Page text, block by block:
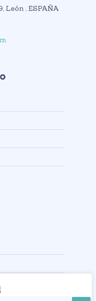
León , ESPAÑA